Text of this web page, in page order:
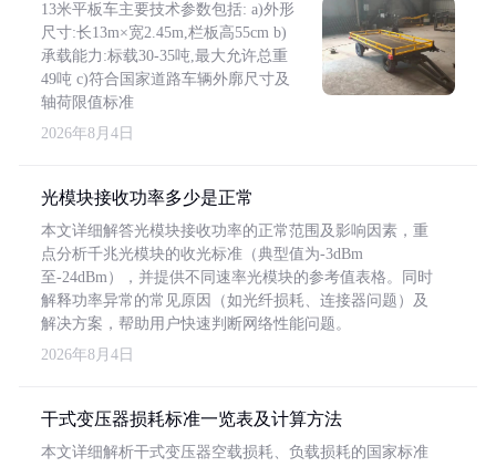
13米平板车主要技术参数包括: a)外形
尺寸:长13m×宽2.45m,栏板高55cm b)
承载能力:标载30-35吨,最大允许总重
49吨 c)符合国家道路车辆外廓尺寸及
轴荷限值标准
2026年8月4日
光模块接收功率多少是正常
本文详细解答光模块接收功率的正常范围及影响因素，重
点分析千兆光模块的收光标准（典型值为-3dBm
至-24dBm），并提供不同速率光模块的参考值表格。同时
解释功率异常的常见原因（如光纤损耗、连接器问题）及
解决方案，帮助用户快速判断网络性能问题。
2026年8月4日
干式变压器损耗标准一览表及计算方法
本文详细解析干式变压器空载损耗、负载损耗的国家标准